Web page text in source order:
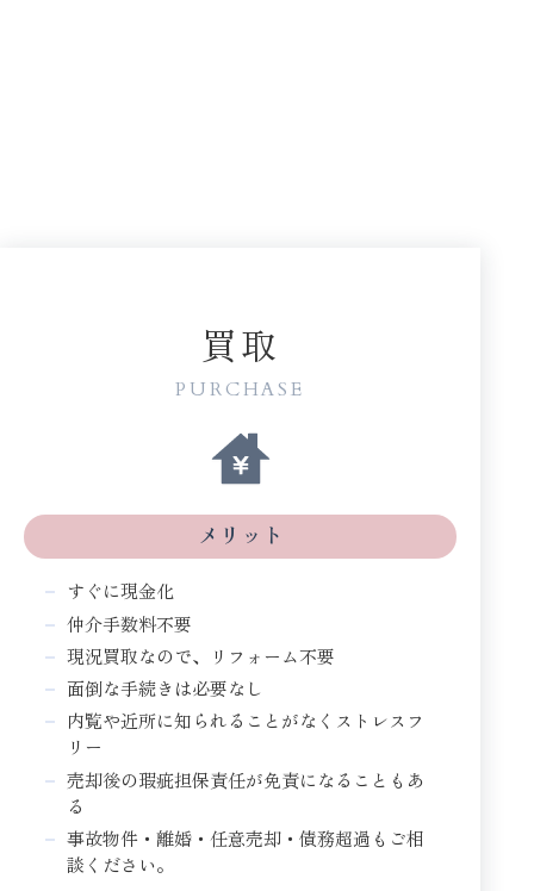
買取
PURCHASE
メリット
すぐに現金化
仲介手数料不要
現況買取なので、リフォーム不要
面倒な手続きは必要なし
内覧や近所に知られることがなくストレスフ
リー
売却後の瑕疵担保責任が免責になることもあ
る
事故物件・離婚・任意売却・債務超過もご相
談ください。